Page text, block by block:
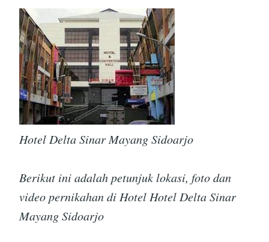
Hotel Delta Sinar Mayang Sidoarjo
Berikut ini adalah petunjuk lokasi, foto dan
video pernikahan di Hotel Hotel Delta Sinar
Mayang Sidoarjo